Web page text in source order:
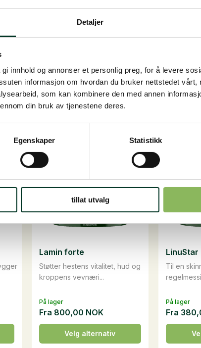
Detaljer
innhold og annonser et personlig preg, for å levere
informasjon om hvordan du bruker nettstedet vårt,
som kan kombinere den med annen
din bruk av tjenestene deres.
Egenskaper Statistikk
tillat utvalg
På lager
Hesta Mix Nordic Pellets,
830,00NOK
Hesta
Mix
Nordic
25
antall
handlekurv
På lager
780,00
antall
På lager
Støtter hestens vitalitet, hud og
kroppens vevnæri...
Lamin forte
Fra 800,00 NOK
Velg alternativ
Dette
produktet
På lager
Til en
LinuStar
Fra
Dette